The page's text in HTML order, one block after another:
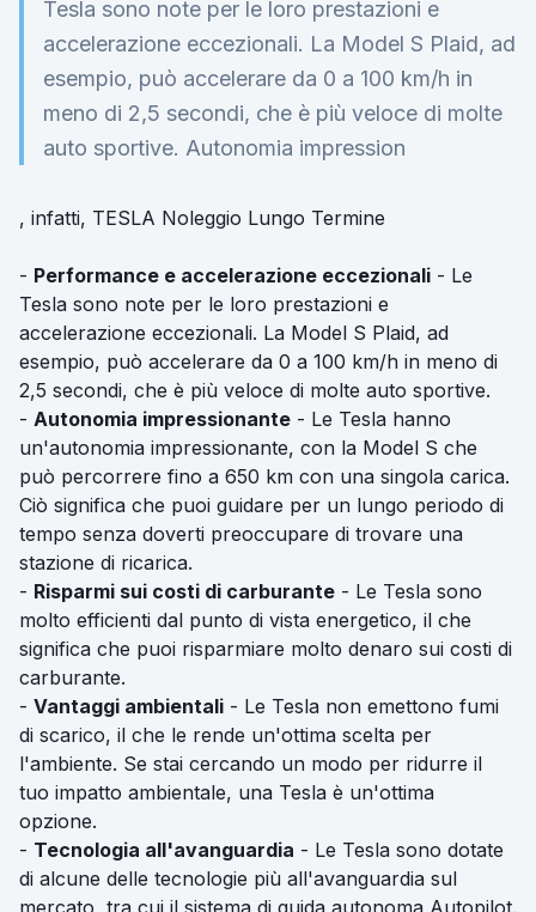
Tesla sono note per le loro prestazioni e
accelerazione eccezionali. La Model S Plaid, ad
esempio, può accelerare da 0 a 100 km/h in
meno di 2,5 secondi, che è più veloce di molte
auto sportive. Autonomia impression
, infatti, TESLA Noleggio Lungo Termine
- Performance e accelerazione eccezionali - Le
Tesla sono note per le loro prestazioni e
accelerazione eccezionali. La Model S Plaid, ad
esempio, può accelerare da 0 a 100 km/h in meno di
2,5 secondi, che è più veloce di molte auto sportive.
- Autonomia impressionante - Le Tesla hanno
un'autonomia impressionante, con la Model S che
può percorrere fino a 650 km con una singola carica.
Ciò significa che puoi guidare per un lungo periodo di
tempo senza doverti preoccupare di trovare una
stazione di ricarica.
- Risparmi sui costi di carburante - Le Tesla sono
molto efficienti dal punto di vista energetico, il che
significa che puoi risparmiare molto denaro sui costi di
carburante.
- Vantaggi ambientali - Le Tesla non emettono fumi
di scarico, il che le rende un'ottima scelta per
l'ambiente. Se stai cercando un modo per ridurre il
tuo impatto ambientale, una Tesla è un'ottima
opzione.
- Tecnologia all'avanguardia - Le Tesla sono dotate
di alcune delle tecnologie più all'avanguardia sul